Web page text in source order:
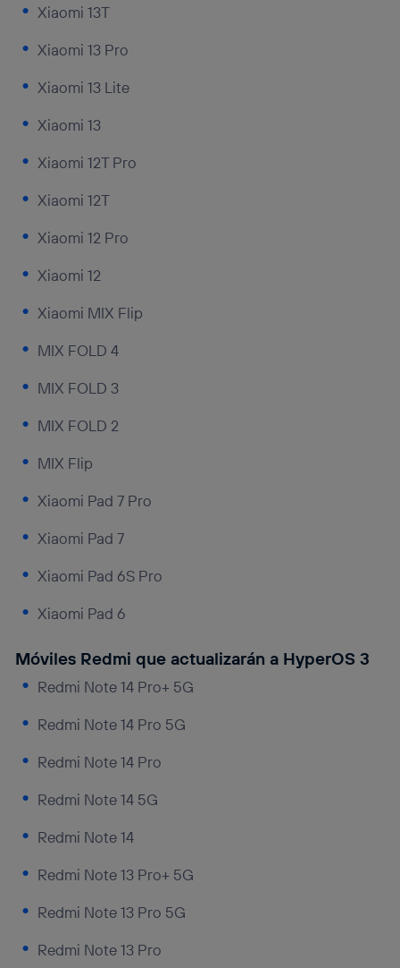
Xiaomi 13T
Xiaomi 13 Pro
Xiaomi 13 Lite
Xiaomi 13
Xiaomi 12T Pro
Xiaomi 12T
Xiaomi 12 Pro
Xiaomi 12
Xiaomi MIX Flip
MIX FOLD 4
MIX FOLD 3
MIX FOLD 2
MIX Flip
Xiaomi Pad 7 Pro
Xiaomi Pad 7
Xiaomi Pad 6S Pro
Xiaomi Pad 6
Móviles Redmi que actualizarán a HyperOS 3
Redmi Note 14 Pro+ 5G
Redmi Note 14 Pro 5G
Redmi Note 14 Pro
Redmi Note 14 5G
Redmi Note 14
Redmi Note 13 Pro+ 5G
Redmi Note 13 Pro 5G
Redmi Note 13 Pro